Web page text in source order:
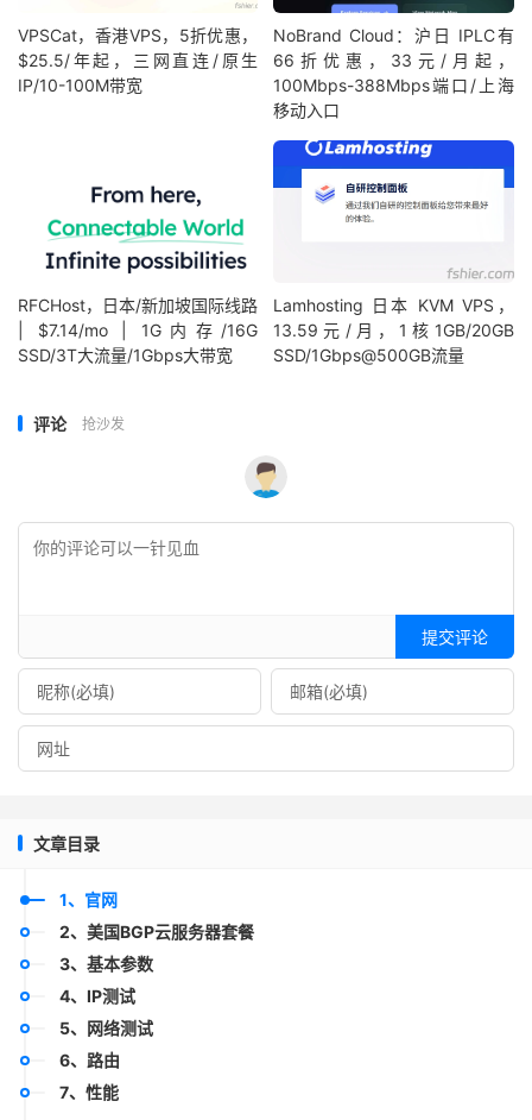
VPSCat，香港VPS，5折优惠，
$25.5/年起，三网直连/原生
IP/10-100M带宽
NoBrand Cloud：沪日 IPLC有
66折优惠，33元/月起，
100Mbps-388Mbps端口/上海
移动入口
RFCHost，日本/新加坡国际线路
| $7.14/mo | 1G内存/16G
SSD/3T大流量/1Gbps大带宽
Lamhosting 日本 KVM VPS，
13.59元/月，1核1GB/20GB
SSD/1Gbps@500GB流量
评论 抢沙发
提交评论
文章目录
1、官网
2、美国BGP云服务器套餐
3、基本参数
4、IP测试
5、网络测试
6、路由
7、性能